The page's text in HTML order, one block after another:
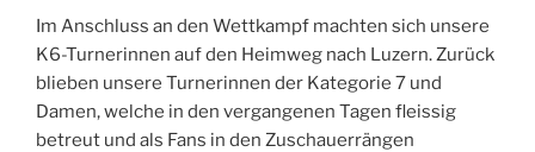
Im Anschluss an den Wettkampf machten sich unsere
K6-Turnerinnen auf den Heimweg nach Luzern. Zurück
blieben unsere Turnerinnen der Kategorie 7 und
Damen, welche in den vergangenen Tagen fleissig
betreut und als Fans in den Zuschauerrängen